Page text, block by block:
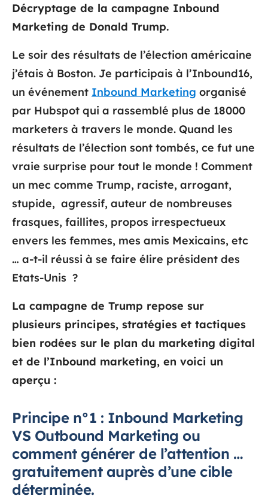
Décryptage de la campagne Inbound
Marketing de Donald Trump.
Le soir des résultats de l’élection américaine
j’étais à Boston. Je participais à l’Inbound16,
un événement Inbound Marketing organisé
par Hubspot qui a rassemblé plus de 18000
marketers à travers le monde. Quand les
résultats de l’élection sont tombés, ce fut une
vraie surprise pour tout le monde ! Comment
un mec comme Trump, raciste, arrogant,
stupide, agressif, auteur de nombreuses
frasques, faillites, propos irrespectueux
envers les femmes, mes amis Mexicains, etc
… a-t-il réussi à se faire élire président des
Etats-Unis ?
La campagne de Trump repose sur
plusieurs principes, stratégies et tactiques
bien rodées sur le plan du marketing digital
et de l’Inbound marketing, en voici un
aperçu :
Principe n°1 : Inbound Marketing
VS Outbound Marketing ou
comment générer de l’attention …
gratuitement auprès d’une cible
déterminée.